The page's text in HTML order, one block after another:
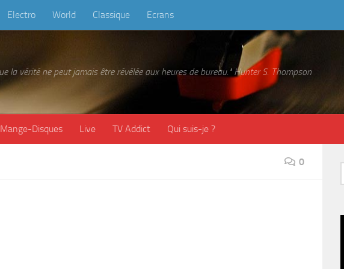
Electro World Classique Ecrans
la vérité ne peut jamais être révélée aux heures de bureau." Hunter S. Thompson
Mange-Disques Live TV Addict Qui suis-je ?
0